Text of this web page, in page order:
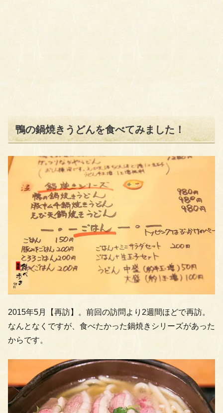
鴨の鍋焼きうどんを食べてみました！
2015年5月【再訪】。前回の訪問より2週間ほどで再訪。
なんとなくですが、食べたかった鍋焼きシリーズがあった
からです。